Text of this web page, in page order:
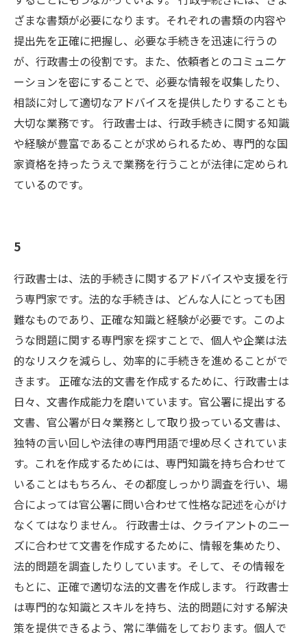
ざまな書類が必要になります。それぞれの書類の内容や
提出先を正確に把握し、必要な手続きを迅速に行うの
が、行政書士の役割です。また、依頼者とのコミュニケ
ーションを密にすることで、必要な情報を収集したり、
相談に対して適切なアドバイスを提供したりすることも
大切な業務です。 行政書士は、行政手続きに関する知識
や経験が豊富であることが求められるため、専門的な国
家資格を持ったうえで業務を行うことが法律に定められ
ているのです。
5
行政書士は、法的手続きに関するアドバイスや支援を行
う専門家です。法的な手続きは、どんな人にとっても困
難なものであり、正確な知識と経験が必要です。このよ
うな問題に関する専門家を探すことで、個人や企業は法
的なリスクを減らし、効率的に手続きを進めることがで
きます。 正確な法的文書を作成するために、行政書士は
日々、文書作成能力を磨いています。官公署に提出する
文書、官公署が日々業務として取り扱っている文書は、
独特の言い回しや法律の専門用語で埋め尽くされていま
す。これを作成するためには、専門知識を持ち合わせて
いることはもちろん、その都度しっかり調査を行い、場
合によっては官公署に問い合わせて性格な記述を心がけ
なくてはなりません。 行政書士は、クライアントのニー
ズに合わせて文書を作成するために、情報を集めたり、
法的問題を調査したりしています。そして、その情報を
もとに、正確で適切な法的文書を作成します。 行政書士
は専門的な知識とスキルを持ち、法的問題に対する解決
策を提供できるよう、常に準備をしております。個人で